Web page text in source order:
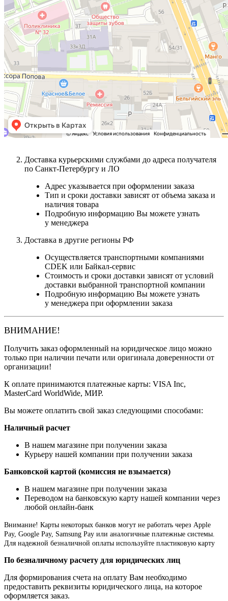
Доставка курьерскими службами до адреса получателя
по Санкт-Петербургу и ЛО
Адрес указывается при оформлении заказа
Тип и сроки доставки зависят от объема заказа и
наличия товара
Подробную информацию Вы можете узнать
у менеджера
Доставка в другие регионы РФ
Осуществляется транспортными компаниями
CDEK или Байкал-сервис
Стоимость и сроки доставки зависят от условий
доставки выбранной транспортной компании
Подробную информацию Вы можете узнать
у менеджера при оформлении заказа
ВНИМАНИЕ!
Получить заказ оформленный на юридическое лицо можно
только при наличии печати или оригинала доверенности от
организации!
К оплате принимаются платежные карты: VISA Inc,
MasterCard WorldWide, МИР.
Вы можете оплатить свой заказ следующими способами:
Наличный расчет
В нашем магазине при получении заказа
Курьеру нашей компании при получении заказа
Банковской картой (комиссия не взымается)
В нашем магазине при получении заказа
Переводом на банковскую карту нашей компании через
любой онлайн-банк
Внимание! Карты некоторых банков могут не работать через Apple
Pay, Google Pay, Samsung Pay или аналогичные платежные системы.
Для надежной безналичной оплаты используйте пластиковую карту
По безналичному расчету для юридических лиц
Для формирования счета на оплату Вам необходимо
предоставить реквизиты юридического лица, на которое
оформляется заказ.